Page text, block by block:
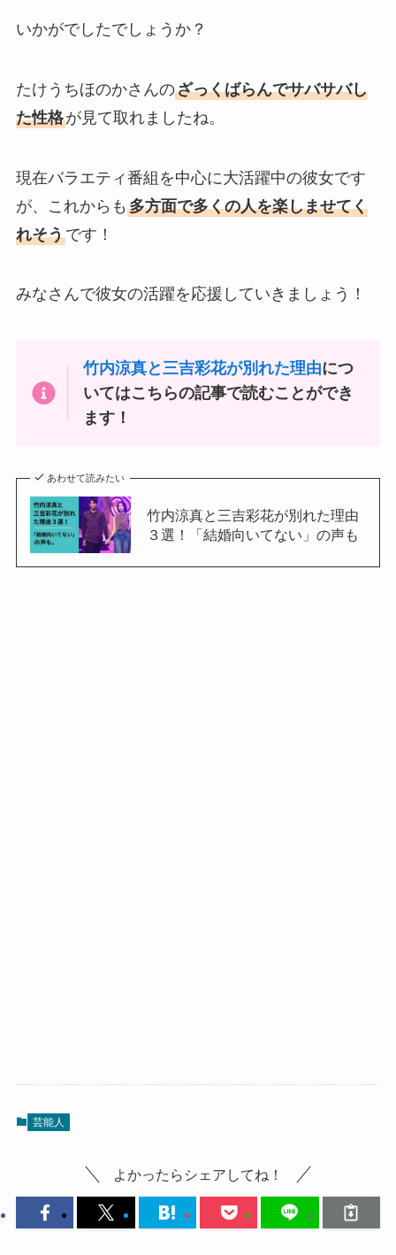
いかがでしたでしょうか？
たけうちほのかさんのざっくばらんでサバサバし
た性格が見て取れましたね。
現在バラエティ番組を中心に大活躍中の彼女です
が、これからも 多方面で多くの人を楽しませてく
れそうです！
みなさんで彼女の活躍を応援していきましょう！
竹内涼真と三吉彩花が別れた理由につ
いてはこちらの記事で読むことができ
ます！
あわせて読みたい
竹内涼真と三吉彩花が別れた理由
３選！「結婚向いてない」の声も
芸能人
よかったらシェアしてね！